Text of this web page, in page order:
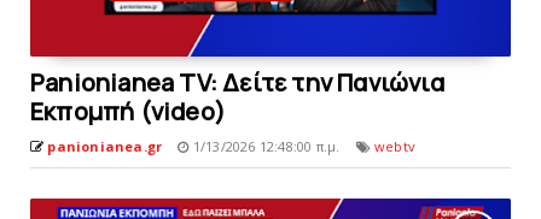
Panionianea TV: Δείτε την Πανιώνια
Εκπομπή (video)
panionianea.gr 1/13/2026 12:48:00 π.μ. webtv